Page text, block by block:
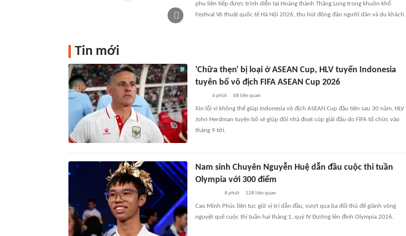
phu liên tiếp được trình diễn tại Hoàng thành Thăng Long trong khuôn khổ
Festival Võ thuật quốc tế Hà Nội 2026, thu hút đông đảo người dân và du khách.
Tin mới
'Chữa thẹn' bị loại ở ASEAN Cup, HLV tuyển Indonesia
tuyên bố vô địch FIFA ASEAN Cup 2026
6 phút 68 liên quan
Xin lỗi vì không thể giúp Indonesia vô địch ASEAN Cup đầu tiên sau 30 năm, HLV
John Herdman tuyên bố sẽ giúp đội nhà đoạt cúp giải đấu do FIFA tổ chức vào
tháng 9 tới.
Nam sinh Chuyên Nguyễn Huệ dẫn đầu cuộc thi tuần
Olympia với 300 điểm
8 phút 128 liên quan
Cao Minh Phúc liên tục giữ vị trí dẫn đầu, vượt qua ba đối thủ để giành vòng
nguyệt quế cuộc thi tuần hai tháng 1, quý IV Đường lên đỉnh Olympia 2026.